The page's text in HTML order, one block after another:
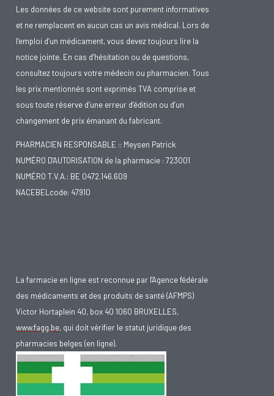
Les données de ce website sont purement informatives
et ne remplacent en aucun cas un avis médical. Lors de
l’emploi d’un médicament, vous devez toujours lire la
notice jointe. En cas d’hésitation ou de questions,
consultez toujours votre médecin ou pharmacien. Tous
les prix mentionnés sont exprimés TVA comprise et
sous toute réserve d’une erreur d’édition ou d’un
changement de prix émanant du fabricant.
PHARMACIEN RESPONSABLE :: Meysen Patrick
NUMÉRO D'AUTORISATION de la pharmacie : 723001
NUMÉRO T.V.A.: BE 0472.146.609
NACEBELcode: 47910
La farmacie en ligne est reconnue par l'Agence fédérale
des médicaments et des produits de santé (AFMPS)
Victor Hortaplein 40, box 40 1060 BRUXELLES,
www.fagg.be, qui doit vérifier le statut juridique des
pharmacies belges (en ligne).